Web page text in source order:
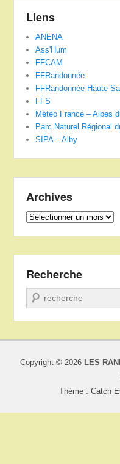
Liens
ANENA
Ass'Hum
FFCAM
FFRandonnée
FFRandonnée Haute-
FFS
Météo France – Alpes
Parc Naturel Régional
SIPA – Alby
Archives
Archives
Recherche
Recherche
Copyright © 2026 LES
Thème : Catch